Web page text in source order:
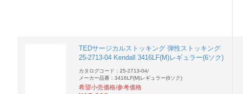
TEDサージカルストッキング 弾性ストッキング
25-2713-04 Kendall 3416LF(M)レギュラー(6ソク)
カタログコード：25-2713-04/
メーカー品番：3416LF(M)レギュラー(6ソク)
希望小売価格/参考価格